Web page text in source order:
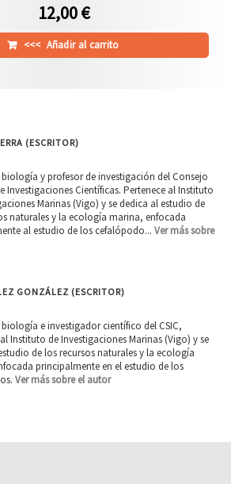
12,00 €
<<< Añadir al carrito
(ESCRITOR)
y profesor de investigación del Consejo
Investigaciones Científicas. Pertenece al Instituto
Marinas (Vigo) y se dedica al estudio de
naturales y la ecología marina, enfocada
al estudio de los cefalópodo... Ver más sobre
GONZÁLEZ (ESCRITOR)
e investigador científico del CSIC,
Instituto de Investigaciones Marinas (Vigo) y se
de los recursos naturales y la ecología
principalmente en el estudio de los
Ver más sobre el autor